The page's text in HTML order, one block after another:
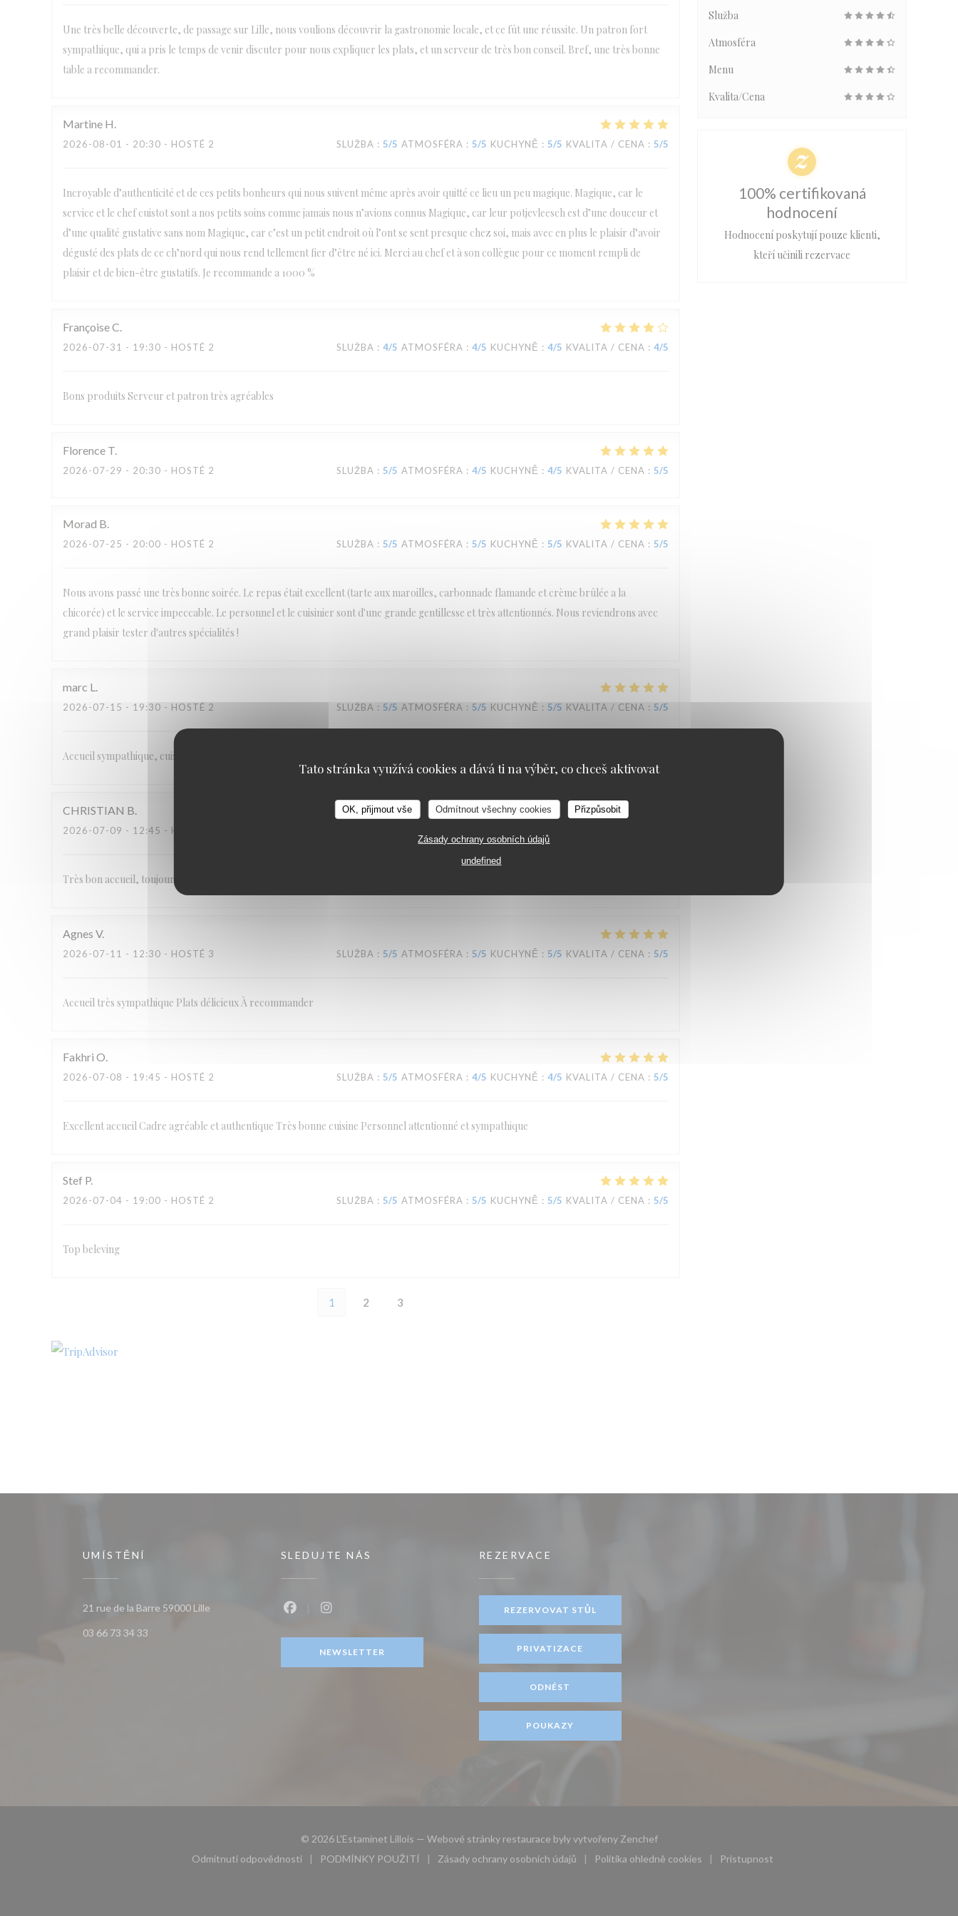
Tato stránka využívá cookies a dává ti na výběr, co chceš aktivovat
OK, přijmout vše Odmítnout všechny cookies Přizpůsobit
Zásady ochrany osobních údajů
undefined
Une très belle découverte, de passage sur Lille, nous voulions découvrir la gastronomie locale, et ce fût une réussite. Un patron fort
sympathique, qui a pris le temps de venir discuter pour nous expliquer les plats, et un serveur de très bon conseil. Bref, une très bonne
table a recommander.
Martine H
2026-08-01 - 20:30 - HOSTÉ 2 SLUŽBA : 5/5 ATMOSFÉRA : 5/5 KUCHYNĚ : 5/5 KVALITA / CENA : 5/5
Incroyable d’authenticité et de ces petits bonheurs qui nous suivent même après avoir quitté ce lieu un peu magique. Magique, car le
service et le chef cuistot sont a nos petits soins comme jamais nous n’avions connus Magique, car leur potjevleesch est d’une douceur et
d’une qualité gustative sans nom Magique, car c’est un petit endroit où l’ont se sent presque chez soi, mais avec en plus le plaisir d’avoir
dégusté des plats de ce ch’nord qui nous rend tellement fier d’être né ici. Merci au chef et à son collègue pour ce moment rempli de
plaisir et de bien-être gustatifs. Je recommande a 1000 %
FrançoiseC
2026-07-31 - 19:30 - HOSTÉ 2 SLUŽBA : 4/5 ATMOSFÉRA : 4/5 KUCHYNĚ : 4/5 KVALITA / CENA : 4/5
Bons produits Serveur et patron très agréables
Florence T
2026-07-29 - 20:30 - HOSTÉ 2 SLUŽBA : 5/5 ATMOSFÉRA : 4/5 KUCHYNĚ : 4/5 KVALITA / CENA : 5/5
Morad B
2026-07-25 - 20:00 - HOSTÉ 2 SLUŽBA : 5/5 ATMOSFÉRA : 5/5 KUCHYNĚ : 5/5 KVALITA / CENA : 5/5
Nous avons passé une très bonne soirée. Le repas était excellent (tarte aux maroilles, carbonnade flamande et crème brûlée a la
chicorée) et le service impeccable. Le personnel et le cuisinier sont d'une grande gentillesse et très attentionnés. Nous reviendrons avec
grand plaisir tester d'autres spécialités !
marc L
2026-07-15 - 19:30 - HOSTÉ 2 SLUŽBA : 5/5 ATMOSFÉRA : 5/5 KUCHYNĚ : 5/5 KVALITA / CENA : 5/5
Accueil sympathique, cuisine du terroir , le couple de bretons que nous sommes avons été ravis ! Nous recommandons !
CHRISTIAN B
2026-07-09 - 12:45 - HOSTÉ 2
Très bon accueil, toujours à notre écoute. Les plats étaient excellents, nous y reviendrons !
Agnes V
2026-07-11 - 12:30 - HOSTÉ 3 SLUŽBA : 5/5 ATMOSFÉRA : 5/5 KUCHYNĚ : 5/5 KVALITA / CENA : 5/5
Accueil très sympathique Plats délicieux À recommander
Fakhri O
2026-07-08 - 19:45 - HOSTÉ 2 SLUŽBA : 5/5 ATMOSFÉRA : 4/5 KUCHYNĚ : 4/5 KVALITA / CENA : 5/5
Excellent accueil Cadre agréable et authentique Très bonne cuisine Personnel attentionné et sympathique
Stef P
2026-07-04 - 19:00 - HOSTÉ 2 SLUŽBA : 5/5 ATMOSFÉRA : 5/5 KUCHYNĚ : 5/5 KVALITA / CENA : 5/5
Top beleving
1 2 3
Služba
Atmosféra
Menu
Kvalita/Cena
100% certifikovaná
hodnocení
Hodnocení poskytují pouze klienti,
kteří učinili rezervace
UMÍSTĚNÍ
21 rue de la Barre 59000 Lille((otevře se v novém okně))
03 66 73 34 33
SLEDUJTE NÁS
NEWSLETTER
REZERVACE
REZERVOVAT STŮL
PRIVATIZACE
ODNÉST
POUKAZY
© 2026 L'Estaminet Lillois — Webové stránky restaurace byly vytvořeny Zenchef((otevře se v novém okně))
Odmítnutí odpovědnosti
((otevře se v novém okně))
PODMÍNKY POUŽITÍ
((otevře se v novém okně))
Zásady ochrany osobních údajů
((otevře se v novém okně))
Politika ohledně cookies
((otevře se v novém okně))
Pristupnost
((otevře se v novém okně))